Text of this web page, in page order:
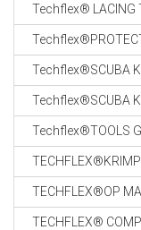
Techflex® LACING
Techflex®SCUBA
Techflex®SCUBA
Techflex®TOOLS
TECHFLEX®OP
TECHFLEX®